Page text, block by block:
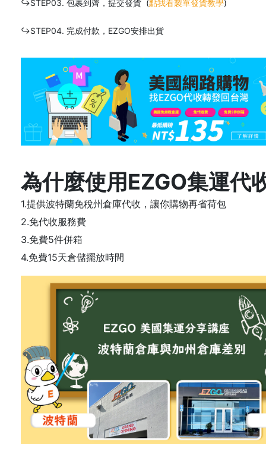
↪STEP03. 包裹到齊，提交發貨 (點我看製單發貨教學)
↪STEP04. 完成付款，EZGO安排出貨
為什麼使用EZGO集運代
1.提供波特蘭免稅州倉庫代收，讓你購物再省荷包
2.免代收服務費
3.免費5件併箱
4.免費15天倉儲擺放時間